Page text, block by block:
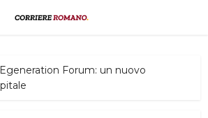
Forum: un nuovo